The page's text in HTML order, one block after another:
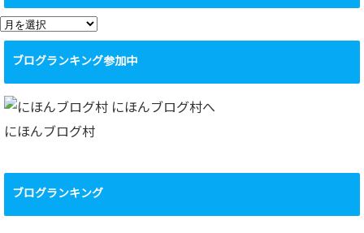
ア
ー
イ
ブ
ブログランキング参加中
にほんブログ村
ブログランキング